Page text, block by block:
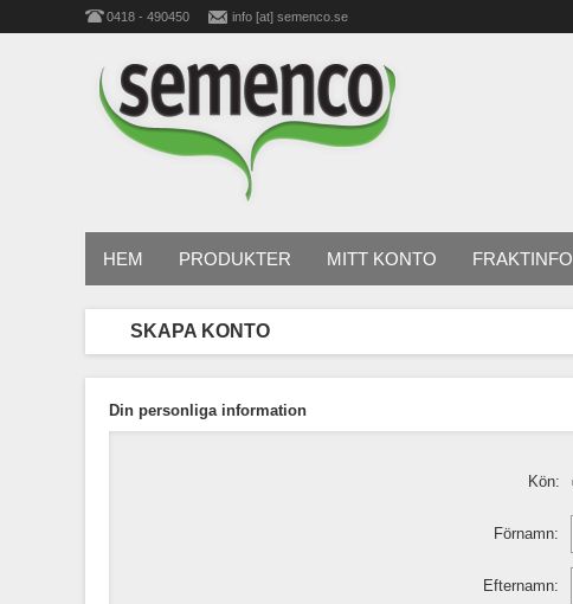
0418 - 490450 info [at] semenco.se
HEM PRODUKTER MITT KONTO FRAKTINFO
SKAPA KONTO
Din personliga information
Kön:
Förnamn:
Efternamn: